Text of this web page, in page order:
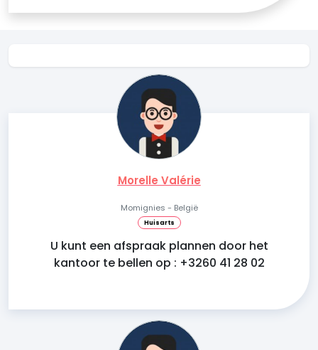
Morelle Valérie
Momignies - België
Huisarts
U kunt een afspraak plannen door het
kantoor te bellen op : +3260 41 28 02